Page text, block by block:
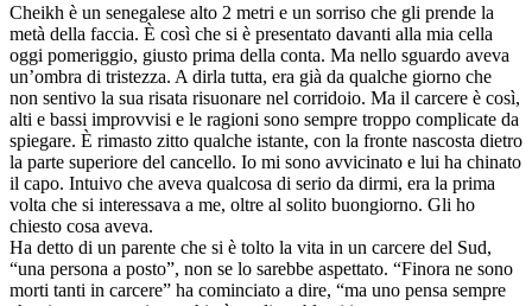
Cheikh è un senegalese alto 2 metri e un sorriso che gli prende la
metà della faccia. È così che si è presentato davanti alla mia cella
oggi pomeriggio, giusto prima della conta. Ma nello sguardo aveva
un’ombra di tristezza. A dirla tutta, era già da qualche giorno che
non sentivo la sua risata risuonare nel corridoio. Ma il carcere è così,
alti e bassi improvvisi e le ragioni sono sempre troppo complicate da
spiegare. È rimasto zitto qualche istante, con la fronte nascosta dietro
la parte superiore del cancello. Io mi sono avvicinato e lui ha chinato
il capo. Intuivo che aveva qualcosa di serio da dirmi, era la prima
volta che si interessava a me, oltre al solito buongiorno. Gli ho
chiesto cosa aveva.
Ha detto di un parente che si è tolto la vita in un carcere del Sud,
“una persona a posto”, non se lo sarebbe aspettato. “Finora ne sono
morti tanti in carcere” ha cominciato a dire, “ma uno pensa sempre